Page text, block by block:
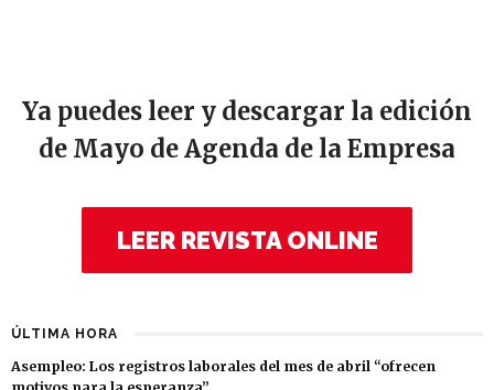
Ya puedes leer y descargar la edición
de Mayo de Agenda de la Empresa
LEER REVISTA ONLINE
ÚLTIMA HORA
Asempleo: Los registros laborales del mes de abril “ofrecen